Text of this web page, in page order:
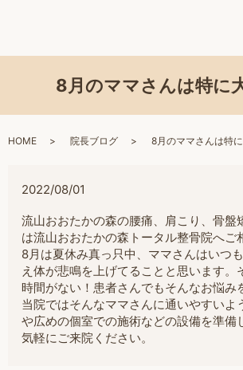
8月のママさんは特に
HOME 院長ブログ 8月のママさんは特に
2022/08/01
流山おおたかの森の腰痛、肩こり、骨盤
は流山おおたかの森トータル整骨院へご
8月は夏休み真っ只中、ママさんはいつ
え体が悲鳴を上げてることと思います。
時間がない！患者さんでもそんなお悩み
当院ではそんなママさんに通いやすいよ
や広めの個室での施術などの設備を準備
気軽にご来院ください。